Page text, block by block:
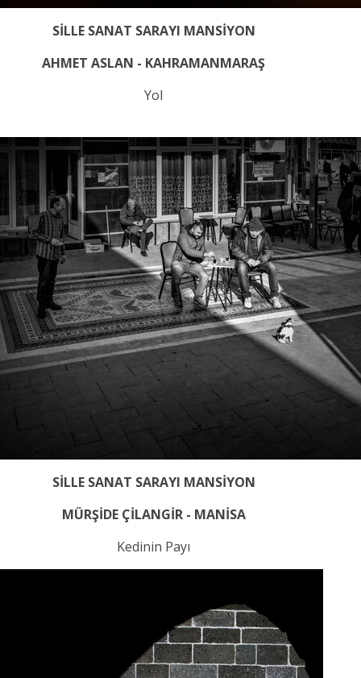
SİLLE SANAT SARAYI MANSİYON
AHMET ASLAN - KAHRAMANMARAŞ
Yol
SİLLE SANAT SARAYI MANSİYON
MÜRŞİDE ÇİLANGİR - MANİSA
Kedinin Payı